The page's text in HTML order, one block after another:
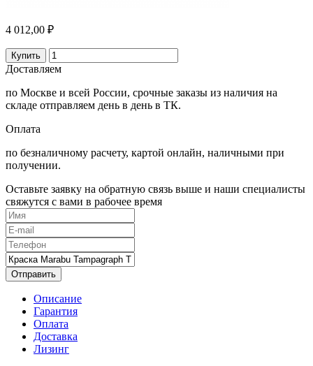
4 012,00 ₽
Купить
Доставляем
по Москве и всей России, срочные заказы из наличия на
складе отправляем день в день в ТК.
Оплата
по безналичному расчету, картой онлайн, наличными при
получении.
Оставьте заявку на обратную связь выше и наши специалисты
свяжутся с вами в рабочее время
Отправить
Описание
Гарантия
Оплата
Доставка
Лизинг